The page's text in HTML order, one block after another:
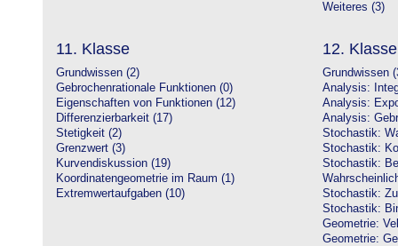
Weiteres (3)
11. Klasse
Grundwissen (2)
Gebrochenrationale Funktionen (0)
Eigenschaften von Funktionen (12)
Differenzierbarkeit (17)
Stetigkeit (2)
Grenzwert (3)
Kurvendiskussion (19)
Koordinatengeometrie im Raum (1)
Extremwertaufgaben (10)
12. Klasse
Grundwissen
Analysis:
Analysis:
Analysis:
Stochastik:
Stochastik:
Stochastik:
Stochastik:
Stochastik:
Geometrie:
Geometrie: